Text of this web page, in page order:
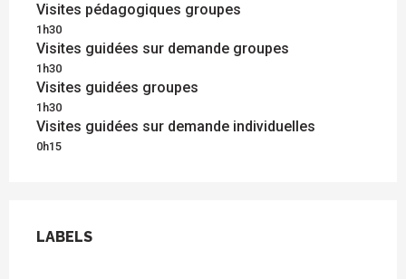
Visites pédagogiques groupes
1h30
Visites guidées sur demande groupes
1h30
Visites guidées groupes
1h30
Visites guidées sur demande individuelles
0h15
LABELS
LABELS